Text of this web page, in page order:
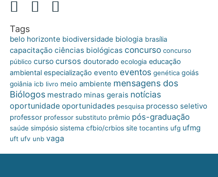
Tags
belo horizonte biodiversidade biologia brasília
capacitação ciências biológicas concurso concurso
público curso cursos doutorado ecologia educação
ambiental especialização evento eventos genética goiás
goiânia icb livro meio ambiente mensagens dos
Biólogos mestrado minas gerais notícias
oportunidade oportunidades pesquisa processo seletivo
professor professor substituto prêmio pós-graduação
saúde simpósio sistema cfbio/crbios site tocantins ufg ufmg
uft ufv unb vaga